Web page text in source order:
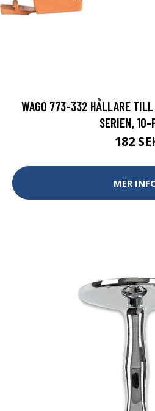
WAGO 773-332 HÅLLARE
SERIEN, 10-
182
MER